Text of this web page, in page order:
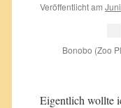
Veröffentlicht am
Bonobo (Zoo
Eigentlich wollte